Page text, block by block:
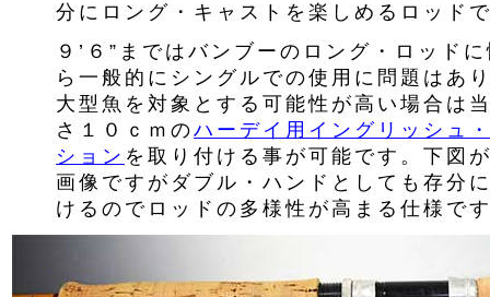
分にロング・キャストを楽しめるロッド
９’６”まではバンブーのロング・ロッド
ら一般的にシングルでの使用に問題はあ
大型魚を対象とする可能性が高い場合は
さ１０ｃｍのハーデイ用イングリッシュ
ション を取り付ける事が可能です。下図
画像ですがダブル・ハンドとしても存分
けるのでロッドの多様性が高まる仕様で